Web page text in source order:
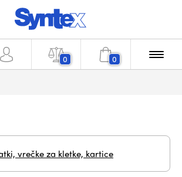
0 0
vrečke za kletke, kartice